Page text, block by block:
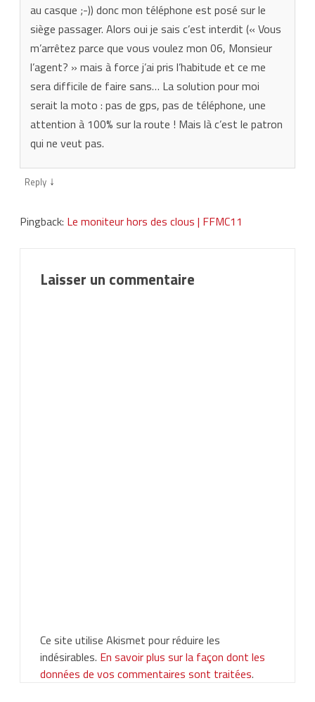
au casque ;-)) donc mon téléphone est posé sur le
siège passager. Alors oui je sais c’est interdit (« Vous
m’arrêtez parce que vous voulez mon 06, Monsieur
l’agent? » mais à force j’ai pris l’habitude et ce me
sera difficile de faire sans… La solution pour moi
serait la moto : pas de gps, pas de téléphone, une
attention à 100% sur la route ! Mais là c’est le patron
qui ne veut pas.
Reply ↓
Pingback: Le moniteur hors des clous | FFMC11
Laisser un commentaire
Ce site utilise Akismet pour réduire les
indésirables. En savoir plus sur la façon dont les
données de vos commentaires sont traitées.